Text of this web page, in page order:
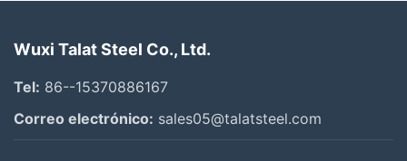
Wuxi Talat Steel Co., Ltd.
Tel: 86--15370886167
Correo electrónico: sales05@talatsteel.com